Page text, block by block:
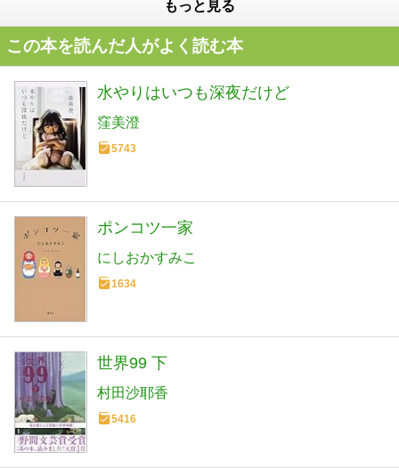
もっと見る
この本を読んだ人がよく読む本
水やりはいつも深夜だけど
窪美澄
5743
ポンコツ一家
にしおかすみこ
1634
世界99 下
村田沙耶香
5416